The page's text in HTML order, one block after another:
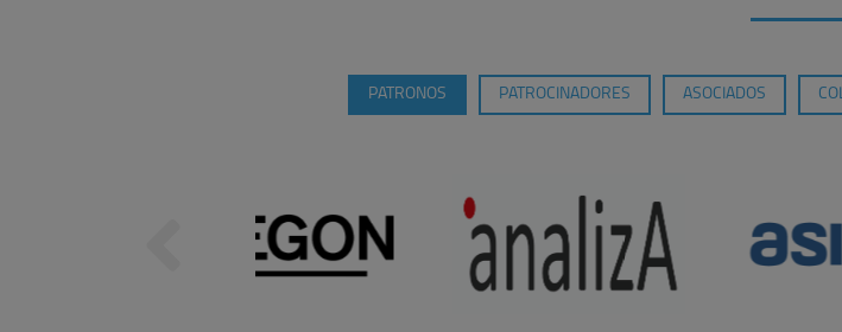
PATRONOS PATROCINADORES ASOCIADOS